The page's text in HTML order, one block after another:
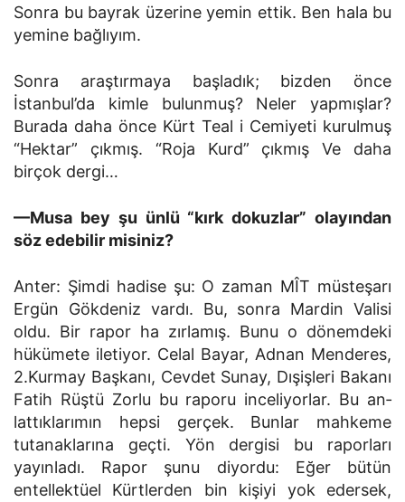
Sonra bu bayrak üzerine yemin ettik. Ben hala bu
yemine bağlıyım.
Sonra araştırmaya başladık; bizden önce
İstanbul’da kimle bulunmuş? Neler yapmışlar?
Burada daha önce Kürt Teal i Cemiyeti kurulmuş
“Hektar” çıkmış. “Roja Kurd” çıkmış Ve daha
birçok dergi…
—Musa bey şu ünlü “kırk dokuzlar” olayından
söz edebilir misiniz?
Anter: Şimdi hadise şu: O zaman MÎT müsteşarı
Ergün Gökdeniz vardı. Bu, sonra Mardin Valisi
oldu. Bir rapor ha zırlamış. Bunu o dönemdeki
hükümete iletiyor. Celal Bayar, Adnan Menderes,
2.Kurmay Başkanı, Cevdet Sunay, Dışişleri Bakanı
Fatih Rüştü Zorlu bu raporu inceliyorlar. Bu an­
lattıklarımın hepsi gerçek. Bunlar mahkeme
tutanaklarına geç­ti. Yön dergisi bu raporları
yayınladı. Rapor şunu diyordu: Eğer bütün
entellektüel Kürtlerden bin kişiyi yok edersek,